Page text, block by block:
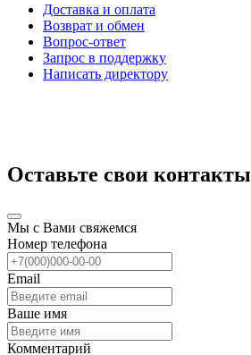
Доставка и оплата
Возврат и обмен
Вопрос-ответ
Запрос в поддержку
Написать директору
Оставьте свои контакты
Мы с Вами свяжемся
Номер телефона
Email
Ваше имя
Комментарий